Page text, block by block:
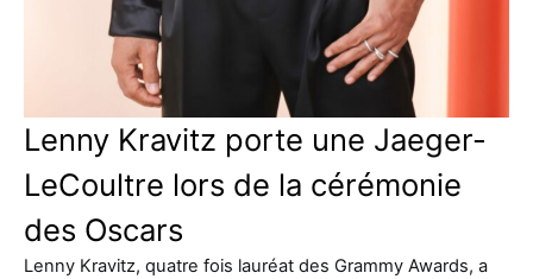
Lenny Kravitz porte une Jaeger-
LeCoultre lors de la cérémonie
des Oscars
Lenny Kravitz, quatre fois lauréat des Grammy Awards, a